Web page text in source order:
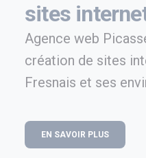
sites
Agence web
création de sites
Fresnais et ses
EN SAVOIR PLUS